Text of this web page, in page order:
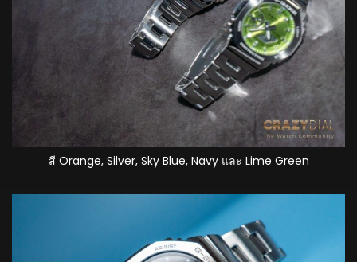
สี Orange, Silver, Sky Blue, Navy และ Lime Green